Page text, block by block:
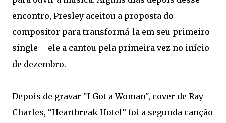
encontro, Presley aceitou a proposta do
compositor para transformá-la em seu primeiro
single – ele a cantou pela primeira vez no início
de dezembro.
Depois de gravar "I Got a Woman", cover de Ray
Charles, “Heartbreak Hotel” foi a segunda canção